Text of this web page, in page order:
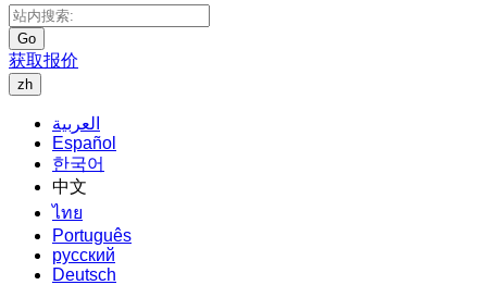
Go
获取报价
zh
العربية
Español
한국어
中文
ไทย
Português
русский
Deutsch